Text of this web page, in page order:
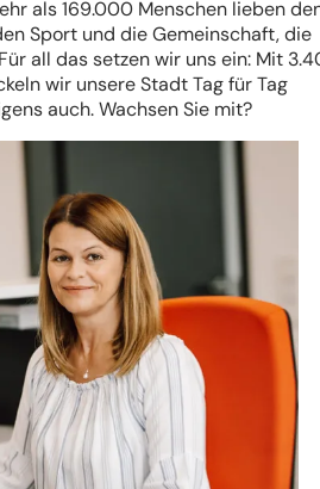
als 169.000 Menschen lieben
Sport und die Gemeinschaft, die
all das setzen wir uns ein: Mit
wir unsere Stadt Tag für Tag
auch. Wachsen Sie mit?